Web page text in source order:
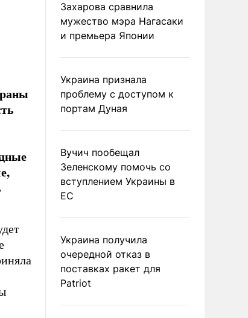
Захарова сравнила
мужество мэра Нагасаки
и премьера Японии
Украина признала
проблему с доступом к
портам Дуная
Вучич пообещал
Зеленскому помочь со
вступлением Украины в
ЕС
Украина получила
очередной отказ в
поставках ракет для
Patriot